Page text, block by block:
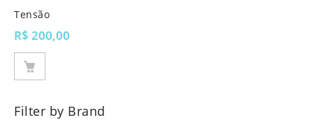
Tensão
R$ 200,00
Filter by Brand